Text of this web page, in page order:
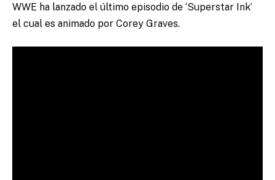
WWE ha lanzado el último episodio de ‘Superstar Ink’
el cual es animado por Corey Graves.